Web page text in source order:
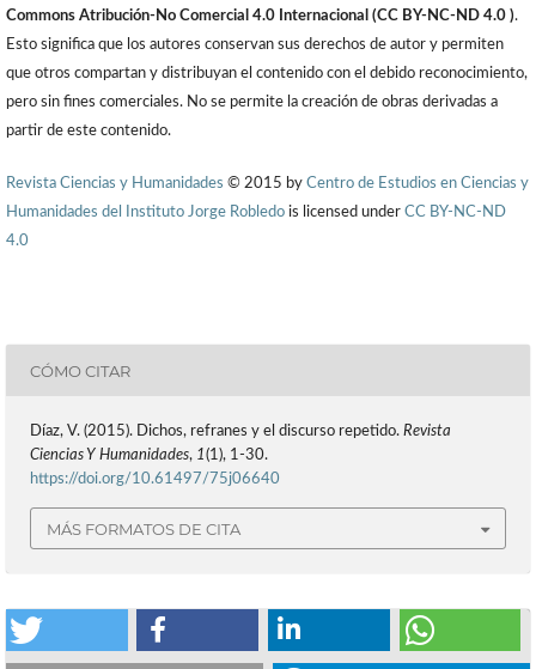
Commons Atribución-No Comercial 4.0 Internacional (CC BY-NC-ND 4.0 ).
Esto significa que los autores conservan sus derechos de autor y permiten
que otros compartan y distribuyan el contenido con el debido reconocimiento,
pero sin fines comerciales. No se permite la creación de obras derivadas a
partir de este contenido.
Revista Ciencias y Humanidades © 2015 by Centro de Estudios en Ciencias y
Humanidades del Instituto Jorge Robledo is licensed under CC BY-NC-ND
4.0
CÓMO CITAR
Díaz, V. (2015). Dichos, refranes y el discurso repetido. Revista
Ciencias Y Humanidades, 1(1), 1-30.
https://doi.org/10.61497/75j06640
MÁS FORMATOS DE CITA